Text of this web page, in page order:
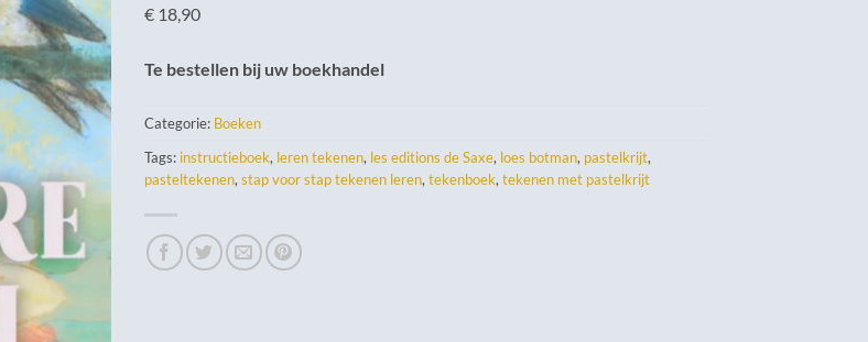
€ 18,90
Te bestellen bij uw boekhandel
Categorie: Boeken
Tags: instructieboek, leren tekenen, les editions de Saxe, loes botman, pastelkrijt,
pasteltekenen, stap voor stap tekenen leren, tekenboek, tekenen met pastelkrijt